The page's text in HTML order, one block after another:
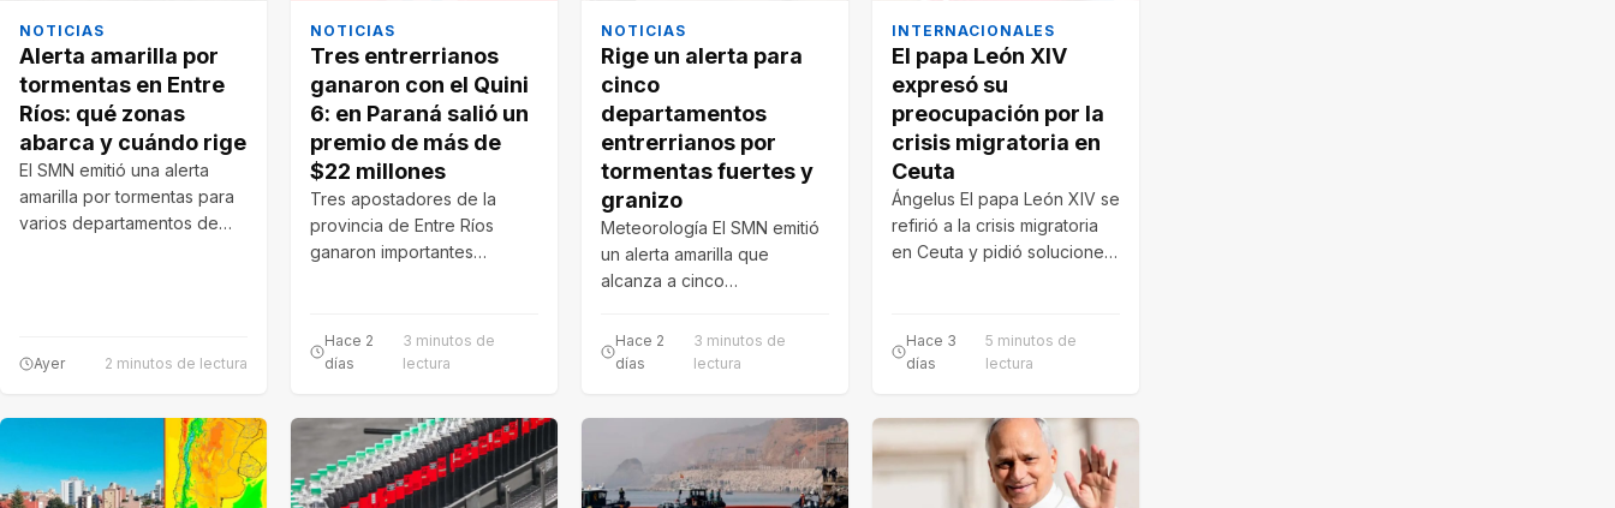
NOTICIAS
Alerta amarilla por
tormentas en Entre
Ríos: qué zonas
abarca y cuándo rige
El SMN emitió una alerta
amarilla por tormentas para
varios departamentos de
Ayer 2 minutos de lectura
NOTICIAS
Tres entrerrianos
ganaron con el Quini
6: en Paraná salió un
premio de más de
$22 millones
Tres apostadores de la
provincia de Entre Ríos
ganaron importantes
Hace 2
días
3 minutos de
lectura
NOTICIAS
Rige un alerta para
cinco
departamentos
entrerrianos por
tormentas fuertes y
granizo
Meteorología El SMN emitió
un alerta amarilla que
alcanza a cinco
este lunes. Prevén
tormentas fuertes,…
Hace 2
días
3 minutos de
lectura
INTERNACIONALES
El papa León XIV
expresó su
preocupación por la
crisis migratoria en
Ceuta
Ángelus El papa León XIV se
refirió a la crisis migratoria
en Ceuta y pidió soluciones
Hace 3
días
5 minutos de
lectura